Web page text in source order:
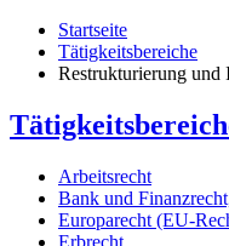
Startseite
Tätigkeitsbereiche
Restrukturierung und
Arbeitsrecht
Bank und
Europarecht (EU-
Erbrecht